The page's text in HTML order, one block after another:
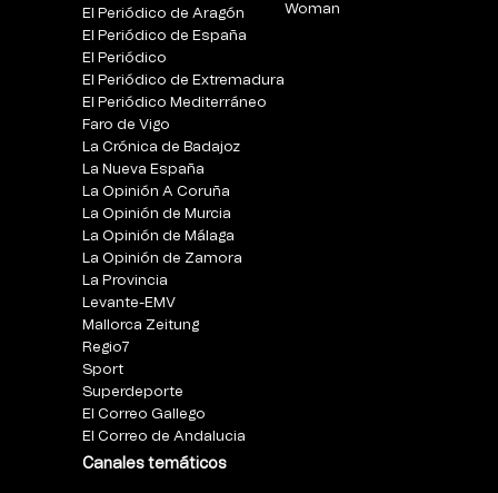
El Periódico de Aragón
El Periódico de España
El Periódico
El Periódico de Extremadura
El Periódico Mediterráneo
Faro de Vigo
La Crónica de Badajoz
La Nueva España
La Opinión A Coruña
La Opinión de Murcia
La Opinión de Málaga
La Opinión de Zamora
La Provincia
Levante-EMV
Mallorca Zeitung
Regio7
Sport
Superdeporte
El Correo Gallego
El Correo de Andalucia
Canales temáticos
Woman